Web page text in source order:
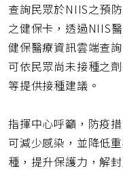
查詢民眾於NIIS之預
之健保卡，透過NIIS
健保醫療資訊雲端查
可依民眾尚未接種之
等提供接種建議。
指揮中心呼籲，防疫
可減少感染，並降低
種，提升保護力，解